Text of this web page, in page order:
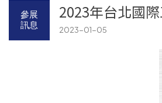
參展
訊息
2023年台北國
2023-01-05